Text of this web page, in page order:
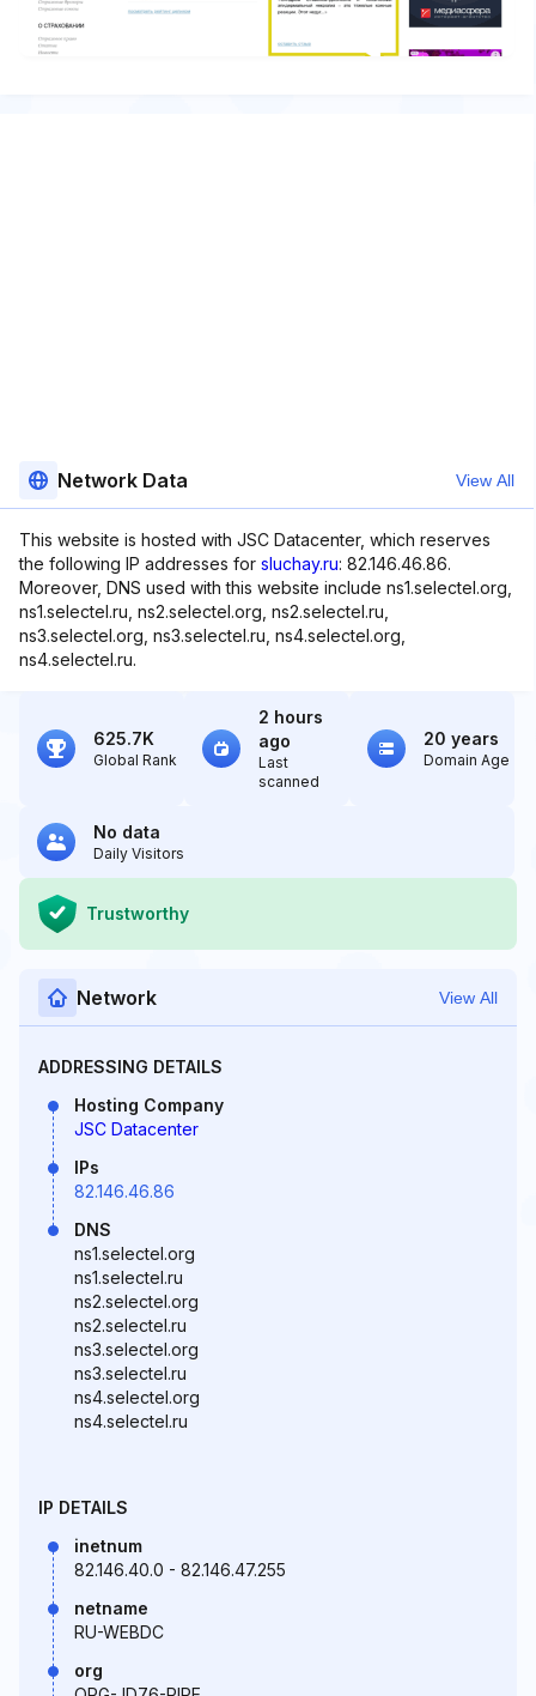
Network Data View All
This website is hosted with JSC Datacenter, which reserves
the following IP addresses for sluchay.ru: 82.146.46.86.
Moreover, DNS used with this website include ns1.selectel.org,
ns1.selectel.ru, ns2.selectel.org, ns2.selectel.ru,
ns3.selectel.org, ns3.selectel.ru, ns4.selectel.org,
ns4.selectel.ru.
625.7K
Global Rank
2 hours
ago
Last
scanned
20 years
Domain Age
No data
Daily Visitors
Trustworthy
Network View All
ADDRESSING DETAILS
Hosting Company
JSC Datacenter
IPs
82.146.46.86
DNS
ns1.selectel.org
ns1.selectel.ru
ns2.selectel.org
ns2.selectel.ru
ns3.selectel.org
ns3.selectel.ru
ns4.selectel.org
ns4.selectel.ru
IP DETAILS
inetnum
82.146.40.0 - 82.146.47.255
netname
RU-WEBDC
org